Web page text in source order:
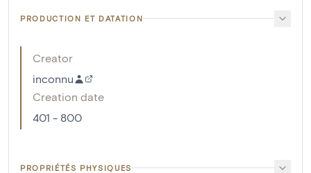
PRODUCTION ET DATATION
Creator
inconnu
Creation date
401 - 800
PROPRIÉTÉS PHYSIQUES